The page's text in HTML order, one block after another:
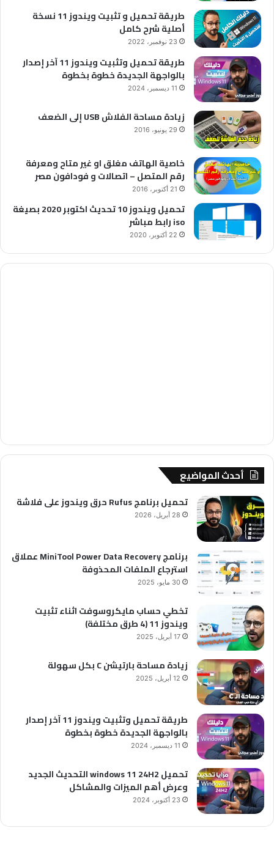
طريقة تحميل و تثبيت ويندوز 11 نسخة
أصلية شرح كامل
23 نوفمبر، 2022
طريقة تحميل وتثبيت ويندوز 11 آخر إصدار
بالواجهة الجديدة خطوة بخطوة
11 ديسمبر، 2024
زيادة مساحة الفلاش USB إلى الضعف
29 يونيو، 2016
خاصية الهاتف مغلق او غير متاح ومعرفة
رقم المتصل – اتصالات و فودافون مصر
21 أكتوبر، 2016
تحميل ويندوز 10 تحديث اكتوبر 2020 بصيغة
iso رابط مباشر
22 أكتوبر، 2020
أحدث المواضيع
تحميل برنامج Rufus حرق ويندوز على فلاشة
28 أبريل، 2026
برنامج MiniTool Power Data Recovery عملاق
استرجاع الملفات المحذوفة
30 مايو، 2025
تخطي حساب مايكروسوفت اثناء تثبيت
ويندوز 11 (4 طرق مختلفة)
17 أبريل، 2025
زيادة مساحة بارتيشن C بكل سهولة
12 أبريل، 2025
طريقة تحميل وتثبيت ويندوز 11 آخر إصدار
بالواجهة الجديدة خطوة بخطوة
11 ديسمبر، 2024
تحميل windows 11 24H2 التحديث الجديد
وعرض أهم الميزات والمشاكل
23 أكتوبر، 2024